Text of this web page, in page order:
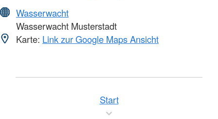
Wasserwacht
Wasserwacht Musterstadt
Karte: Link zur Google Maps Ansicht
Start